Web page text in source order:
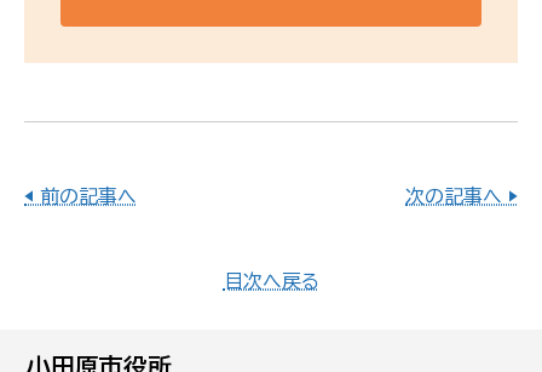
◀ 前の記事へ 次の記事へ ▶
目次へ戻る
小田原市役所